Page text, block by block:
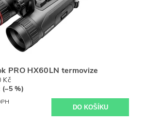
PRO HX60LN termovize
Kč
(–5 %)
DPH